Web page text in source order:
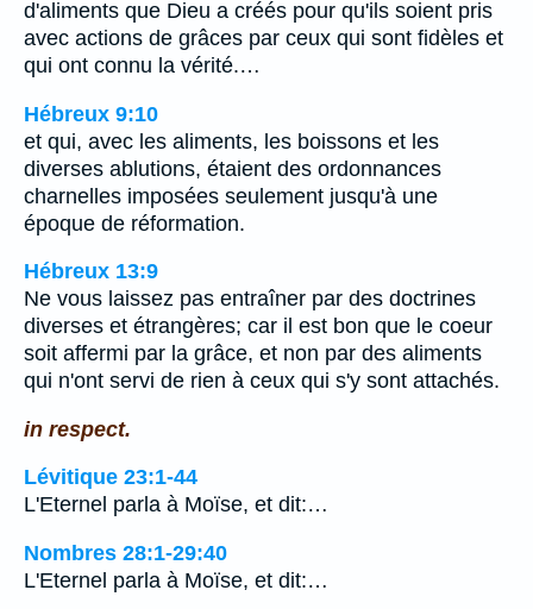
d'aliments que Dieu a créés pour qu'ils soient pris
avec actions de grâces par ceux qui sont fidèles et
qui ont connu la vérité.…
Hébreux 9:10
et qui, avec les aliments, les boissons et les
diverses ablutions, étaient des ordonnances
charnelles imposées seulement jusqu'à une
époque de réformation.
Hébreux 13:9
Ne vous laissez pas entraîner par des doctrines
diverses et étrangères; car il est bon que le coeur
soit affermi par la grâce, et non par des aliments
qui n'ont servi de rien à ceux qui s'y sont attachés.
in respect.
Lévitique 23:1-44
L'Eternel parla à Moïse, et dit:…
Nombres 28:1-29:40
L'Eternel parla à Moïse, et dit:…